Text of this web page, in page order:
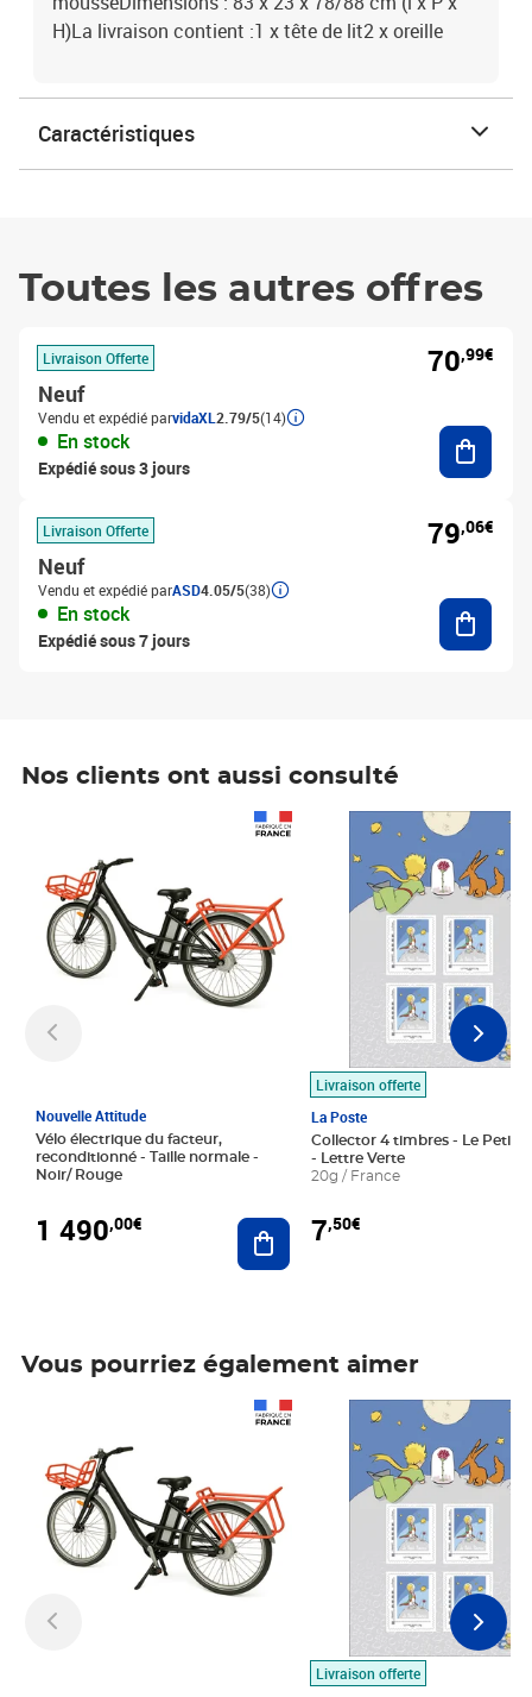
H)La livraison contient :1 x tête de lit2 x oreille
Caractéristiques
Toutes les autres offres
Livraison Offerte
Neuf
Vendu et expédié parvidaXL 2.79/5(14)
En stock
Expédié sous 3 jours
70,99€
Livraison Offerte
Neuf
Vendu et expédié parASD4.05/5(38)
En stock
Expédié sous 7 jours
79,06€
Nos clients ont aussi consulté
Nouvelle Attitude
Vélo électrique du facteur,
reconditionné - Taille normale -
Noir/ Rouge
1 490,00€ Ajouter au panier
Livraison offerte
La Poste
Collector 4 timbres - Le Petit
- Lettre Verte
20g / France
7,50€
Prix 7,50€
Vous pourriez également aimer
Livraison offerte
Prix 7,50€